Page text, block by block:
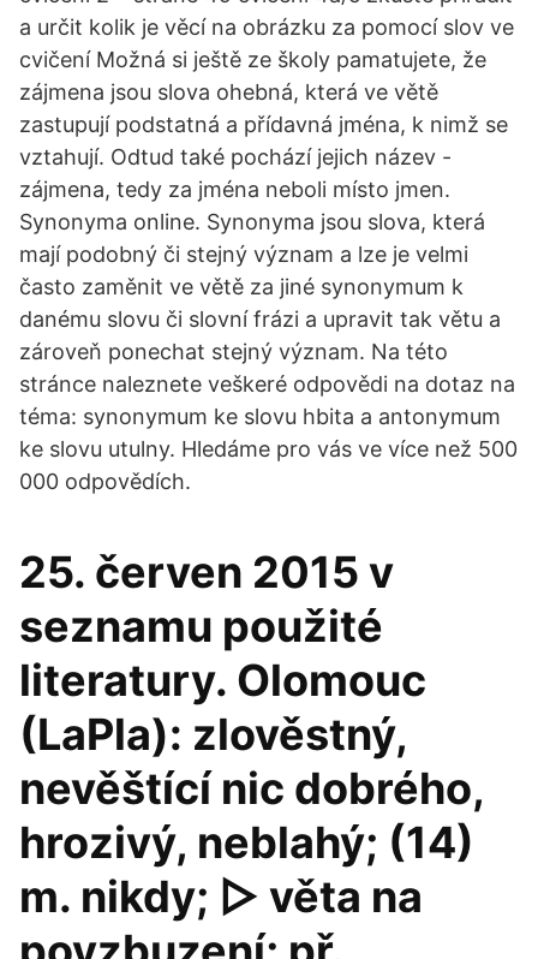
a určit kolik je věcí na obrázku za pomocí slov ve
cvičení Možná si ještě ze školy pamatujete, že
zájmena jsou slova ohebná, která ve větě
zastupují podstatná a přídavná jména, k nimž se
vztahují. Odtud také pochází jejich název -
zájmena, tedy za jména neboli místo jmen.
Synonyma online. Synonyma jsou slova, která
mají podobný či stejný význam a lze je velmi
často zaměnit ve větě za jiné synonymum k
danému slovu či slovní frázi a upravit tak větu a
zároveň ponechat stejný význam. Na této
stránce naleznete veškeré odpovědi na dotaz na
téma: synonymum ke slovu hbita a antonymum
ke slovu utulny. Hledáme pro vás ve více než 500
000 odpovědích.
25. červen 2015 v
seznamu použité
literatury. Olomouc
(LaPla): zlověstný,
nevěštící nic dobrého,
hrozivý, neblahý; (14)
m. nikdy; ▻ věta na